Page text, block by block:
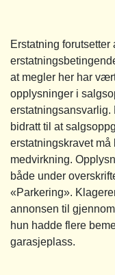
Erstatning forutsetter
at megler her har
opplysninger i
erstatningsansvarlig.
bidratt til at
erstatningskravet
medvirkning.
både under
«Parkering».
annonsen til
hun hadde flere
garasjeplass.